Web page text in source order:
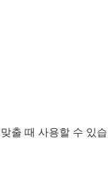
출 때 사용할 수 있